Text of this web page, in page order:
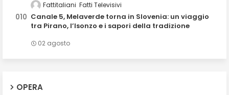
Fattitaliani Fatti Televisivi
Canale 5, Melaverde torna in Slovenia: un viaggio
tra Pirano, l’Isonzo e i sapori della tradizione
02 agosto
OPERA